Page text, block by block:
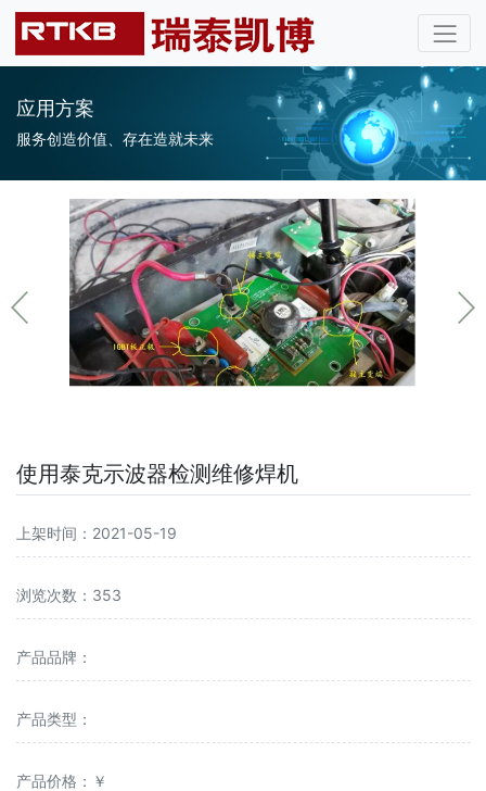
应用方案
服务创造价值、存在造就未来
使用泰克示波器检测维修焊机
上架时间：2021-05-19
浏览次数：353
产品品牌：
产品类型：
产品价格：￥